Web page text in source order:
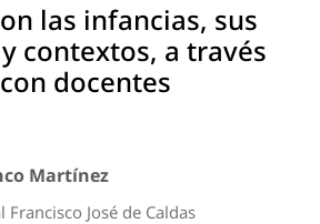
las infancias, sus
contextos, a través
docentes
Martínez
José de Caldas